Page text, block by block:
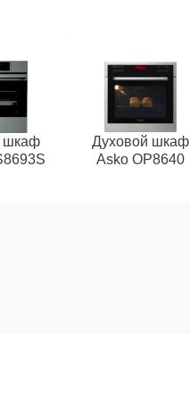
шкаф
Духовой шкаф
Asko OP8640